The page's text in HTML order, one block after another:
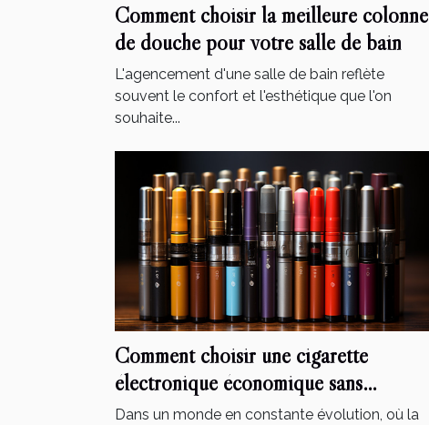
Comment choisir la meilleure colonne
de douche pour votre salle de bain
L'agencement d'une salle de bain reflète
souvent le confort et l'esthétique que l'on
souhaite...
Comment choisir une cigarette
électronique économique sans
compromettre la qualité
Dans un monde en constante évolution, où la